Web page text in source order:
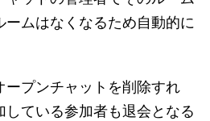
ームはなくなるため自動的に
ープンチャットを削除すれ
している参加者も退会となる